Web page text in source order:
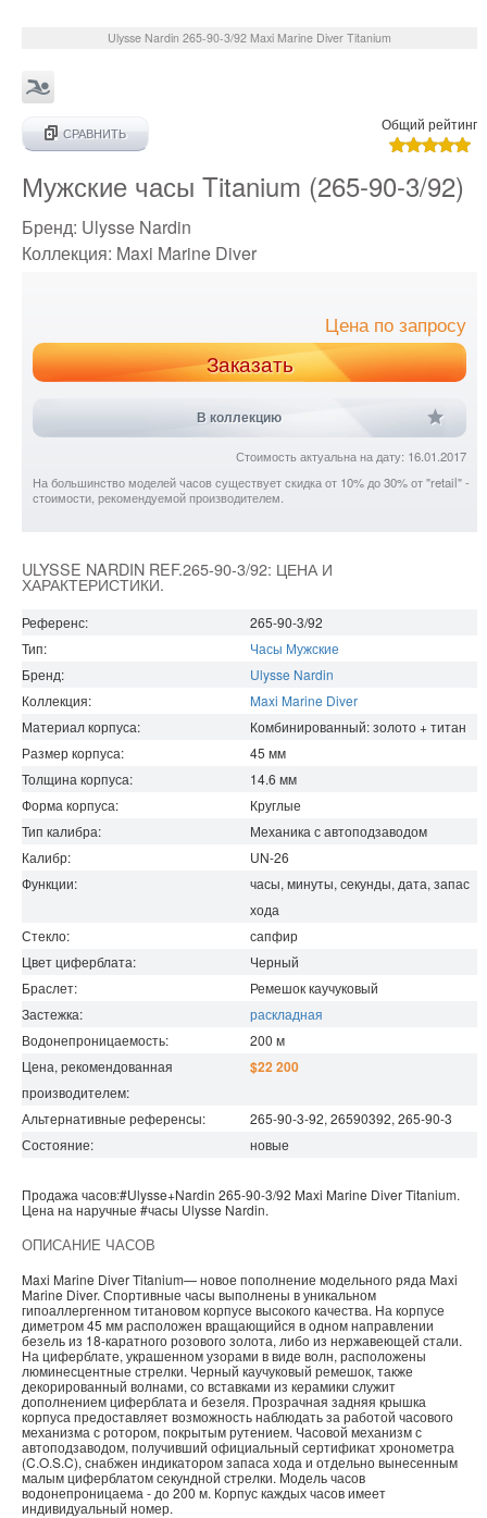
Ulysse Nardin 265-90-3/92 Maxi Marine Diver Titanium
СРАВНИТЬ
Общий рейтинг
Мужские часы Titanium (265-90-3/92)
Бренд: Ulysse Nardin
Коллекция: Maxi Marine Diver
Цена по запросу
Заказать
В коллекцию
Стоимость актуальна на дату: 16.01.2017
На большинство моделей часов существует скидка от 10% до 30% от "retail" -
стоимости, рекомендуемой производителем.
ULYSSE NARDIN REF.265-90-3/92: ЦЕНА И
ХАРАКТЕРИСТИКИ.
Референс:
265-90-3/92
Тип:
Часы Мужские
Бренд:
Ulysse Nardin
Коллекция:
Maxi Marine Diver
Материал корпуса:
Комбинированный: золото + титан
Размер корпуса:
45 мм
Толщина корпуса:
14.6 мм
Форма корпуса:
Круглые
Тип калибра:
Механика с автоподзаводом
Калибр:
UN-26
Функции:
часы, минуты, секунды, дата, запас
хода
Стекло:
сапфир
Цвет циферблата:
Черный
Браслет:
Ремешок каучуковый
Застежка:
раскладная
Водонепроницаемость: 200 м
Цена, рекомендованная
производителем:
$22 200
Альтернативные референсы:
265-90-3-92, 26590392, 265-90-3
Состояние:
новые
Продажа часов:#Ulysse+Nardin 265-90-3/92 Maxi Marine DiverTitanium.
Цена на наручные #часы Ulysse Nardin.
ОПИСАНИЕ ЧАСОВ
Maxi Marine Diver Titanium— новое пополнение модельного ряда Maxi
Marine Diver. Спортивные часы выполнены в уникальном
гипоаллергенном титановом корпусе высокого качества. На корпусе
диметром 45 мм расположен вращающийся в одном направлении
безель из 18-каратного розового золота, либо из нержавеющей стали.
На циферблате, украшенном узорами в виде волн, расположены
люминесцентные стрелки. Черный каучуковый ремешок, также
декорированный волнами, со вставками из керамики служит
дополнением циферблата и безеля. Прозрачная задняя крышка
корпуса предоставляет возможность наблюдать за работой часового
механизма с ротором, покрытым рутением. Часовой механизм с
автоподзаводом, получивший официальный сертификат хронометра
(C.O.S.C), снабжен индикатором запаса хода и отдельно вынесенным
малым циферблатом секундной стрелки. Модель часов
водонепроницаема - до 200 м. Корпус каждых часов имеет
индивидуальный номер.